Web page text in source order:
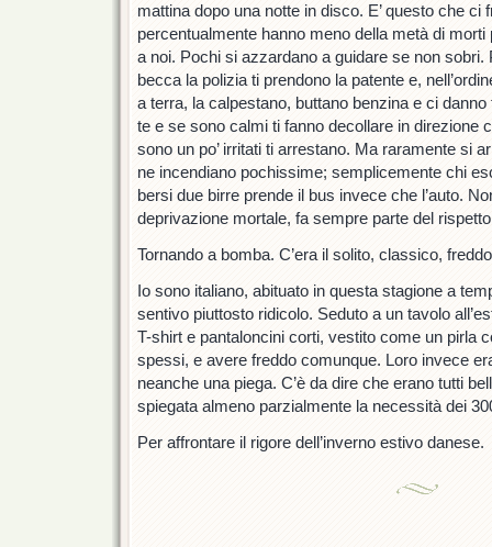
mattina dopo una notte in disco. E’ questo che ci
percentualmente hanno meno della metà di
a noi. Pochi si azzardano a guidare se non
becca la polizia ti prendono la patente e,
a terra, la calpestano, buttano benzina e ci
te e se sono calmi ti fanno decollare in direzione
sono un po’ irritati ti arrestano. Ma raramente si
ne incendiano pochissime; semplicemente chi
bersi due birre prende il bus invece che l’auto.
deprivazione mortale, fa sempre parte del
Tornando a bomba. C’era il solito, classico,
Io sono italiano, abituato in questa stagione a
sentivo piuttosto ridicolo. Seduto a un tavolo
T-shirt e pantaloncini corti, vestito come un pirla
spessi, e avere freddo comunque. Loro invece
neanche una piega. C’è da dire che erano tutti
spiegata almeno parzialmente la necessità dei
Per affrontare il rigore dell’inverno estivo danese.